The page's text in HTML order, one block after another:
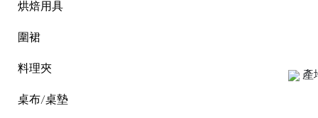
烘焙用具
圍裙
料理夾
桌布/桌墊
產